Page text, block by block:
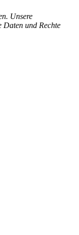
Unsere
Daten und Rechte